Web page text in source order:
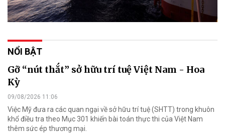
NỔI BẬT
Gỡ “nút thắt” sở hữu trí tuệ Việt Nam - Hoa
Kỳ
09/08/2026 11:06
Việc Mỹ đưa ra các quan ngại về sở hữu trí tuệ (SHTT) trong khuôn
khổ điều tra theo Mục 301 khiến bài toán thực thi của Việt Nam
thêm sức ép thương mại.